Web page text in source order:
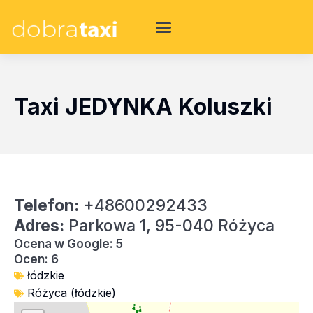
Taxi JEDYNKA Koluszki
Telefon: +48600292433
Adres: Parkowa 1, 95-040 Różyca
Ocena w Google: 5
Ocen: 6
łódzkie
Różyca (łódzkie)